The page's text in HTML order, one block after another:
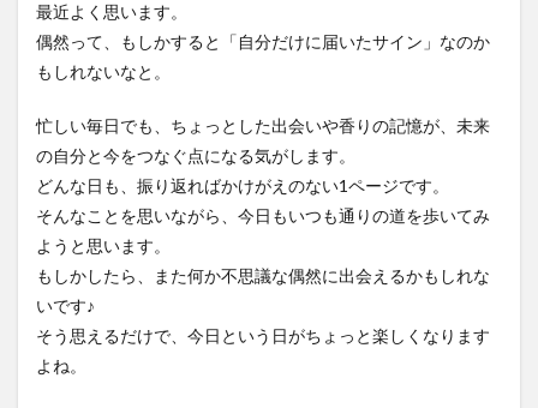
最近よく思います。
偶然って、もしかすると「自分だけに届いたサイン」なのか
もしれないなと。
忙しい毎日でも、ちょっとした出会いや香りの記憶が、未来
の自分と今をつなぐ点になる気がします。
どんな日も、振り返ればかけがえのない1ページです。
そんなことを思いながら、今日もいつも通りの道を歩いてみ
ようと思います。
もしかしたら、また何か不思議な偶然に出会えるかもしれな
いです♪
そう思えるだけで、今日という日がちょっと楽しくなります
よね。